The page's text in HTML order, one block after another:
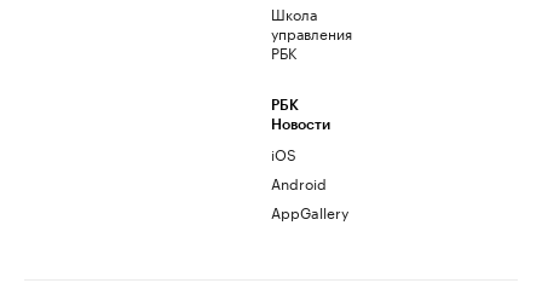
Школа
управления
РБК
РБК
Новости
iOS
Android
AppGallery